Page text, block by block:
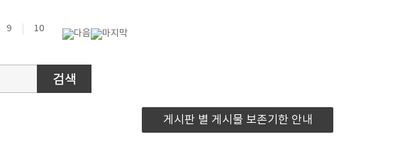
9 10
게시판 별 게시물 보존기한 안내